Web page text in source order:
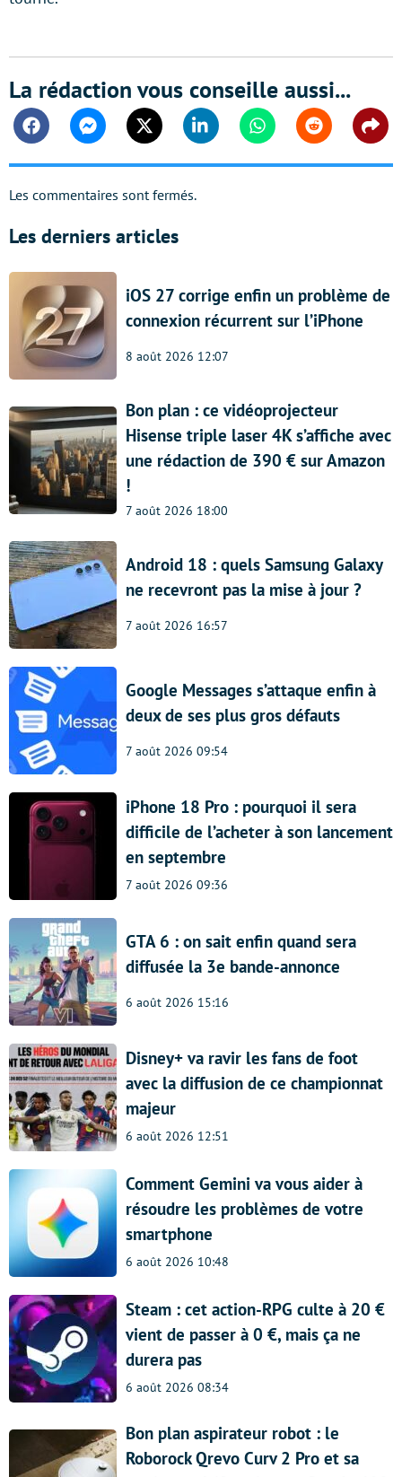
La rédaction vous conseille aussi...
FacebookMessengerTwitter Linkedin WhatsappReddit
Les commentaires sont fermés.
Les derniers articles
iOS 27 corrige enfin un problème de
connexion récurrent sur l’iPhone
8 août 2026 12:07
Bon plan : ce vidéoprojecteur
Hisense triple laser 4K s’affiche avec
une rédaction de 390 € sur Amazon
!
7 août 2026 18:00
Android 18 : quels Samsung Galaxy
ne recevront pas la mise à jour ?
7 août 2026 16:57
Google Messages s’attaque enfin à
deux de ses plus gros défauts
7 août 2026 09:54
iPhone 18 Pro : pourquoi il sera
difficile de l’acheter à son lancement
en septembre
7 août 2026 09:36
GTA 6 : on sait enfin quand sera
diffusée la 3e bande-annonce
6 août 2026 15:16
Disney+ va ravir les fans de foot
avec la diffusion de ce championnat
majeur
6 août 2026 12:51
Comment Gemini va vous aider à
résoudre les problèmes de votre
smartphone
6 août 2026 10:48
Steam : cet action-RPG culte à 20 €
vient de passer à 0 €, mais ça ne
durera pas
6 août 2026 08:34
Bon plan aspirateur robot : le
Roborock Qrevo Curv 2 Pro et sa